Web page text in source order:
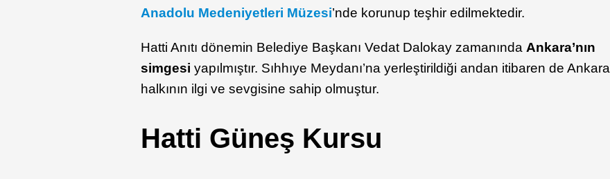
Anadolu Medeniyetleri Müzesi’nde korunup teşhir edilmektedir.
Hatti Anıtı dönemin Belediye Başkanı Vedat Dalokay zamanında Ankara’nın
simgesi yapılmıştır. Sıhhıye Meydanı’na yerleştirildiği andan itibaren de Ankara
halkının ilgi ve sevgisine sahip olmuştur.
Hatti Güneş Kursu